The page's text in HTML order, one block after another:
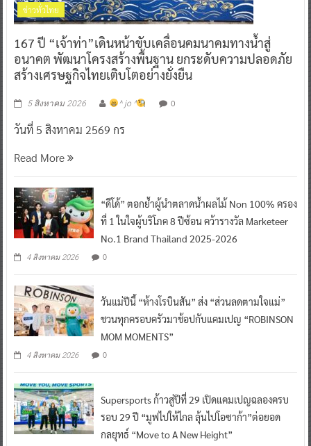
ข่าวทั่วไทย
167 ปี “เจ้าท่า”เดินหน้าขับเคลื่อนคมนาคมทางน้ำสู่
อนาคต พัฒนาโครงสร้างพื้นฐาน ยกระดับความปลอดภัย
สร้างเศรษฐกิจไทยเติบโตอย่างยั่งยืน
5 สิงหาคม 2026 ^ jo ^ 0
วันที่ 5 สิงหาคม 2569 กร
Read More
“ดีโด้” ตอกย้ำผู้นำตลาดน้ำผลไม้ Non 100% ครอง
ที่ 1 ในใจผู้บริโภค 8 ปีซ้อน คว้ารางวัล Marketeer
No.1 Brand Thailand 2025-2026
4 สิงหาคม 2026 0
วันแม่ปีนี้ “ห้างโรบินสัน” ส่ง “ส่วนลดตามใจแม่”
ชวนทุกครอบครัวมาช้อปกับแคมเปญ “ROBINSON
MOM MOMENTS”
4 สิงหาคม 2026 0
Supersports ก้าวสู่ปีที่ 29 เปิดแคมเปญฉลองครบ
รอบ 29 ปี “มูฟไปให้ไกล ลุ้นไปโอซาก้า”ต่อยอด
กลยุทธ์ “Move to A New Height”